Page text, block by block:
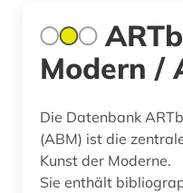
Modern /
Die Datenbank
(ABM) ist die
Kunst der Moderne.
Sie enthält